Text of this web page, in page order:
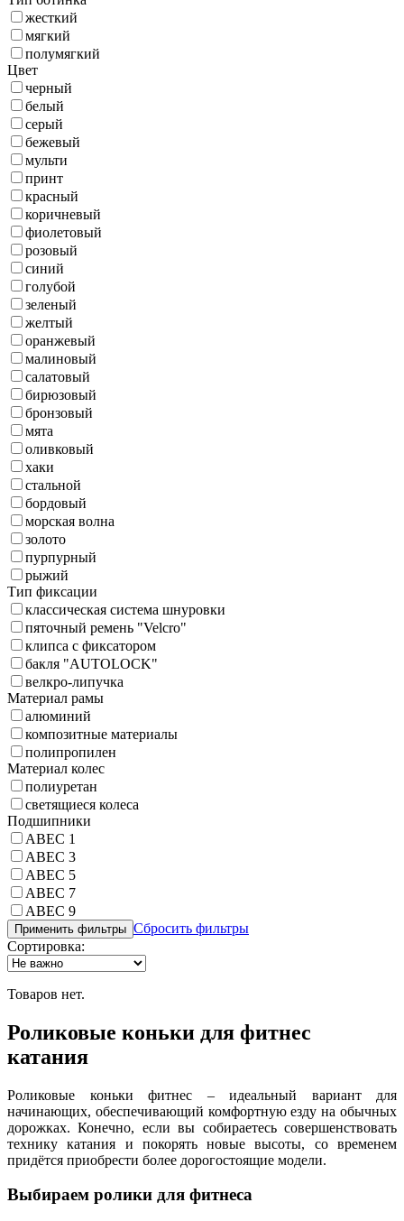
жесткий
мягкий
полумягкий
Цвет
черный
белый
серый
бежевый
мульти
принт
красный
коричневый
фиолетовый
розовый
синий
голубой
зеленый
желтый
оранжевый
малиновый
салатовый
бирюзовый
бронзовый
мята
оливковый
хаки
стальной
бордовый
морская волна
золото
пурпурный
рыжий
Тип фиксации
классическая система шнуровки
пяточный ремень "Velcro"
клипса с фиксатором
бакля "AUTOLOCK"
велкро-липучка
Материал рамы
алюминий
композитные материалы
полипропилен
Материал колес
полиуретан
светящиеся колеса
Подшипники
ABEC 1
ABEC 3
ABEC 5
ABEC 7
ABEC 9
Применить фильтры Сбросить фильтры
Сортировка:
Товаров нет.
Роликовые коньки для фитнес
катания
Роликовые коньки фитнес – идеальный вариант для
начинающих, обеспечивающий комфортную езду на обычных
дорожках. Конечно, если вы собираетесь совершенствовать
технику катания и покорять новые высоты, со временем
придётся приобрести более дорогостоящие модели.
Выбираем ролики для фитнеса